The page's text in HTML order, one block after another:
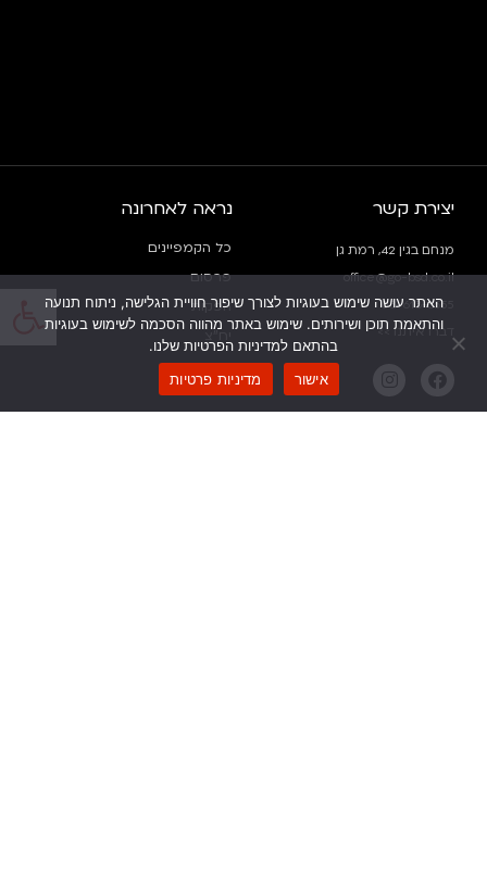
יצירת קשר
מנחם בגין 42, רמת גן
office@go-bsd.co.il
03-613-3555
דברו איתנו >>
נראה לאחרונה
כל הקמפיינים
פרסום
הפקות
יח”צ
האתר עושה שימוש בעוגיות לצורך שיפור חוויית הגלישה, ניתוח תנועה
והתאמת תוכן ושירותים. שימוש באתר מהווה הסכמה לשימוש בעוגיות
בהתאם למדיניות הפרטיות שלנו.
אישור
מדיניות פרטיות